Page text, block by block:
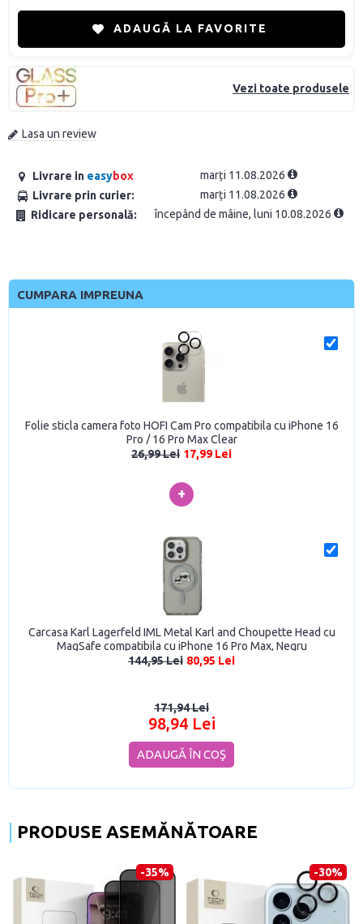
Vezi toate produsele
Lasa un review
Livrare in easybox
marți 11.08.2026
Livrare prin curier:
marți 11.08.2026
Ridicare personală:
începând de mâine, luni 10.08.2026
ADAUGĂ LA FAVORITE
CUMPARA IMPREUNA
Folie sticla camera foto HOFI Cam Pro compatibila cu iPhone 16
Pro / 16 Pro Max Clear
26,99 Lei 17,99 Lei
+
Carcasa Karl Lagerfeld IML Metal Karl and Choupette Head cu
MagSafe compatibila cu iPhone 16 Pro Max, Negru
144,95 Lei 80,95 Lei
171,94 Lei
98,94 Lei
ADAUGĂ ÎN COŞ
PRODUSE ASEMĂNĂTOARE
-35% -30%